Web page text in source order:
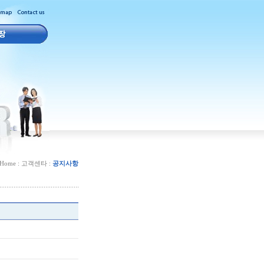
Home : 고객센타 : 공지사항